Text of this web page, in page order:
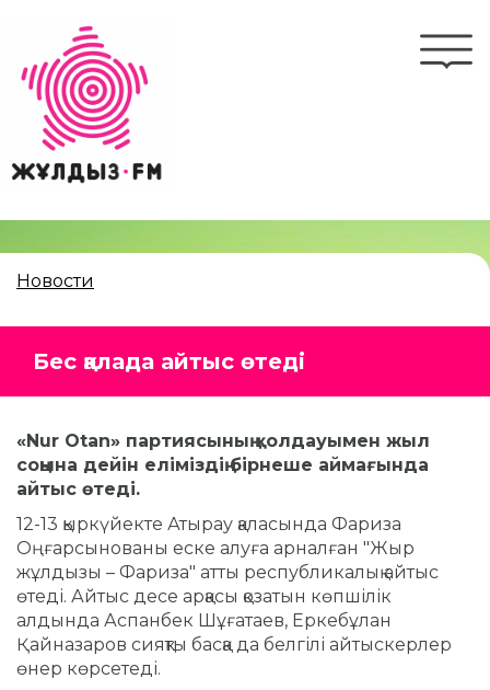
основному
содержанию
Новости
Бес қалада айтыс өтеді
«Nur Otan» партиясының қолдауымен жыл
соңына дейін еліміздің бірнеше аймағында
айтыс өтеді.
12-13 қыркүйекте Атырау қаласында Фариза
Оңғарсынованы еске алуға арналған "Жыр
жұлдызы – Фариза" атты республикалық айтыс
өтеді. Айтыс десе арқасы қозатын көпшілік
алдында Аспанбек Шұғатаев, Еркебұлан
Қайназаров сияқты басқа да белгілі айтыскерлер
өнер көрсетеді.